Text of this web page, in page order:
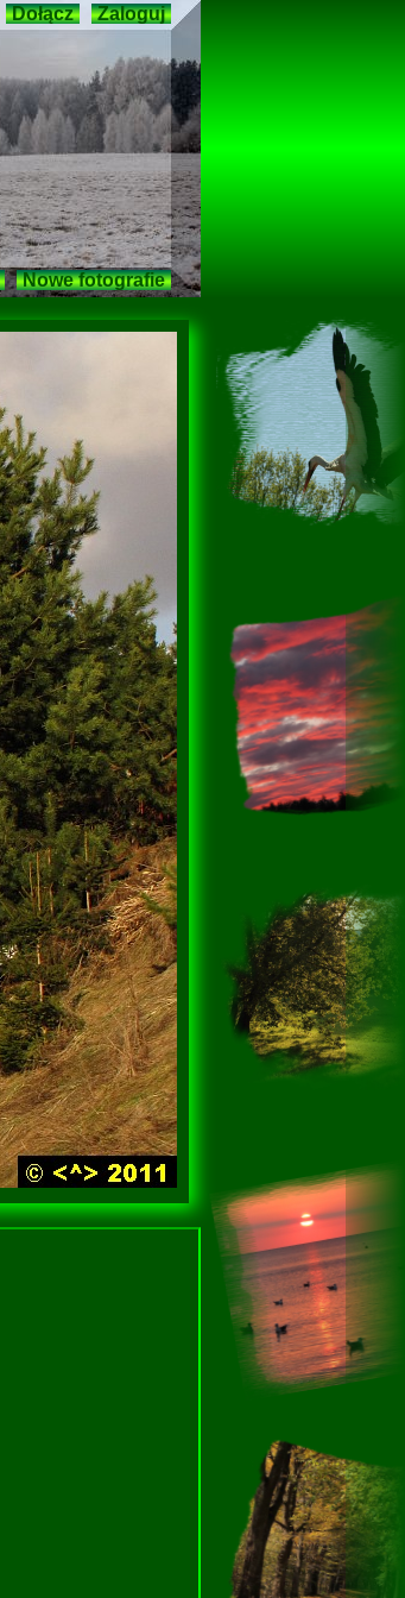
Dołącz Zaloguj
Nowe fotografie